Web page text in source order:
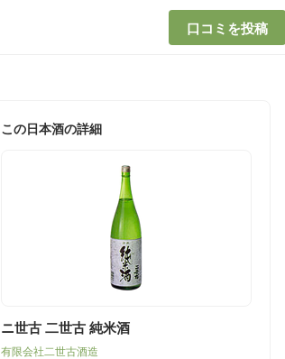
口コミを投稿
この日本酒の詳細
ニ世古 二世古 純米酒
有限会社二世古酒造